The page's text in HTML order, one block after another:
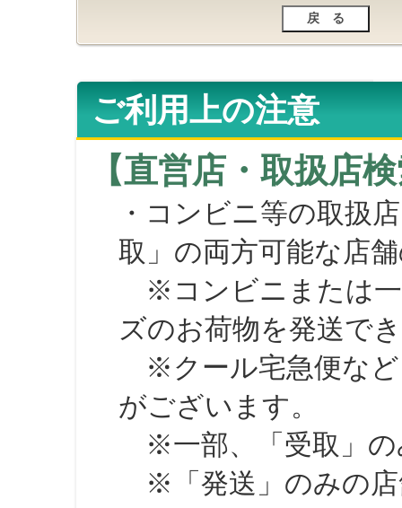
ご利用上の注意
【直営店・取扱店
・コンビニ等の取扱
取」の両方可能な店
※コンビニまたは一
ズのお荷物を発送で
※クール宅急便など
がございます。
※一部、「受取」の
※「発送」のみの店